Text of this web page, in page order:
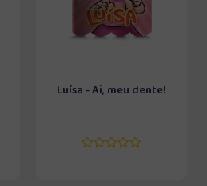
Luísa - Ai, meu dente!